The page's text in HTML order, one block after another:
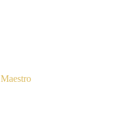
Maestro